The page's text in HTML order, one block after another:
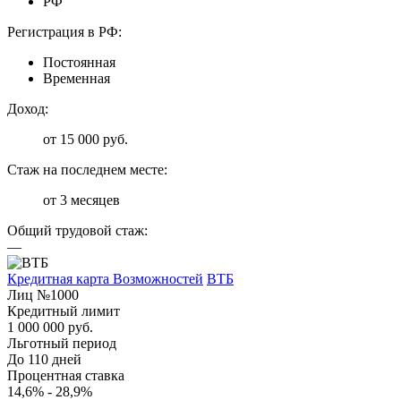
Регистрация в РФ:
Постоянная
Временная
Доход:
от 15 000 руб.
Стаж на последнем месте:
от 3 месяцев
Общий трудовой стаж:
—
Кредитная карта Возможностей ВТБ
Лиц №1000
Кредитный лимит
1 000 000 руб.
Льготный период
До 110 дней
Процентная ставка
14,6% - 28,9%